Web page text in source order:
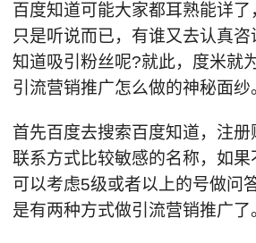
百度知道可能大家都耳熟能详了
只是听说而已，有谁又去认真
知道吸引粉丝呢?就此，度米就
引流营销推广怎么做的神秘面纱
首先百度去搜索百度知道，注
联系方式比较敏感的名称，如果
可以考虑5级或者以上的号做问
是有两种方式做引流营销推广了